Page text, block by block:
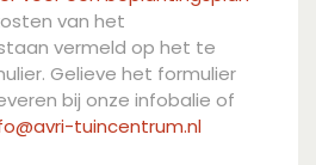
van het
vermeld op het te
Gelieve het formulier
bij onze infobalie of
tuincentrum.nl